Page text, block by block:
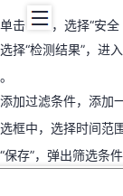
加过滤条件，添加
框中，选择时间范
存”，弹出筛选条件
击
，选择“安
择“检测结果”，进
加过滤条件，添加
框中，选择时间范围
存”，弹出筛选条件